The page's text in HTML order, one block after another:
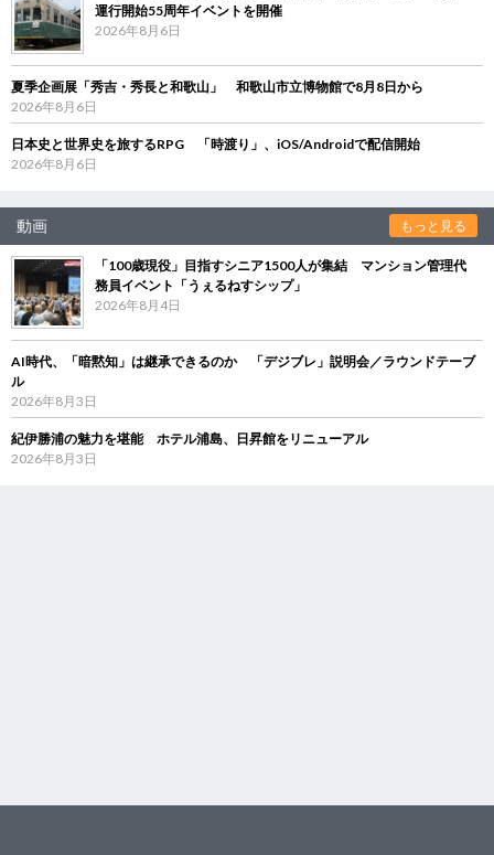
運行開始55周年イベントを開催
2026年8月6日
夏季企画展「秀吉・秀長と和歌山」 和歌山市立博物館で8月8日から
2026年8月6日
日本史と世界史を旅するRPG 「時渡り」、iOS/Androidで配信開始
2026年8月6日
動画 もっと見る
「100歳現役」目指すシニア1500人が集結 マンション管理代
務員イベント「うぇるねすシップ」
2026年8月4日
AI時代、「暗黙知」は継承できるのか 「デジブレ」説明会／ラウンドテーブ
ル
2026年8月3日
紀伊勝浦の魅力を堪能 ホテル浦島、日昇館をリニューアル
2026年8月3日